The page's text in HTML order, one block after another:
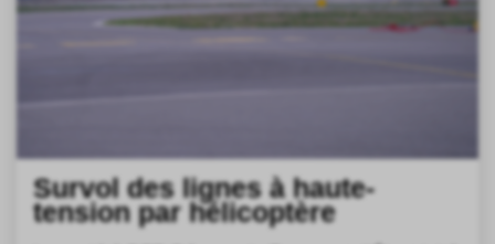
Survol des lignes à haute-
tension par hélicoptère